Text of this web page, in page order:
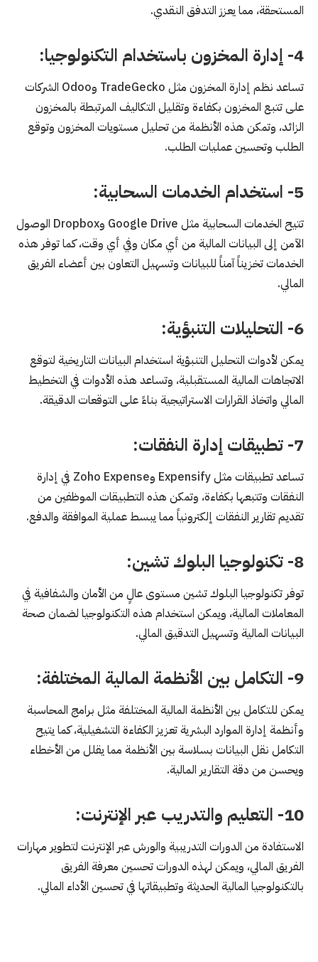
المستحقة، مما يعزز التدفق النقدي.
4- إدارة المخزون باستخدام التكنولوجيا:
تساعد نظم إدارة المخزون مثل TradeGecko وOdoo الشركات
على تتبع المخزون بكفاءة وتقليل التكاليف المرتبطة بالمخزون
الزائد، وتمكن هذه الأنظمة من تحليل مستويات المخزون وتوقع
الطلب وتحسين عمليات الطلب.
5- استخدام الخدمات السحابية:
تتيح الخدمات السحابية مثل Google Drive وDropbox الوصول
الآمن إلى البيانات المالية من أي مكان وفي أي وقت، كما توفر هذه
الخدمات تخزيناً آمناً للبيانات وتسهيل التعاون بين أعضاء الفريق
المالي.
6- التحليلات التنبؤية:
يمكن لأدوات التحليل التنبؤية استخدام البيانات التاريخية لتوقع
الاتجاهات المالية المستقبلية، وتساعد هذه الأدوات في التخطيط
المالي واتخاذ القرارات الاستراتيجية بناءً على التوقعات الدقيقة.
7- تطبيقات إدارة النفقات:
تساعد تطبيقات مثل Expensify وZoho Expense في إدارة
النفقات وتتبعها بكفاءة، وتمكن هذه التطبيقات الموظفين من
تقديم تقارير النفقات إلكترونياً مما يبسط عملية الموافقة والدفع.
8- تكنولوجيا البلوك تشين:
توفر تكنولوجيا البلوك تشين مستوى عالٍ من الأمان والشفافية في
المعاملات المالية، ويمكن استخدام هذه التكنولوجيا لضمان صحة
البيانات المالية وتسهيل التدقيق المالي.
9- التكامل بين الأنظمة المالية المختلفة:
يمكن للتكامل بين الأنظمة المالية المختلفة مثل برامج المحاسبة
وأنظمة إدارة الموارد البشرية تعزيز الكفاءة التشغيلية، كما يتيح
التكامل نقل البيانات بسلاسة بين الأنظمة مما يقلل من الأخطاء
ويحسن من دقة التقارير المالية.
10- التعليم والتدريب عبر الإنترنت:
الاستفادة من الدورات التدريبية والورش عبر الإنترنت لتطوير مهارات
الفريق المالي، ويمكن لهذه الدورات تحسين معرفة الفريق
بالتكنولوجيا المالية الحديثة وتطبيقاتها في تحسين الأداء المالي.